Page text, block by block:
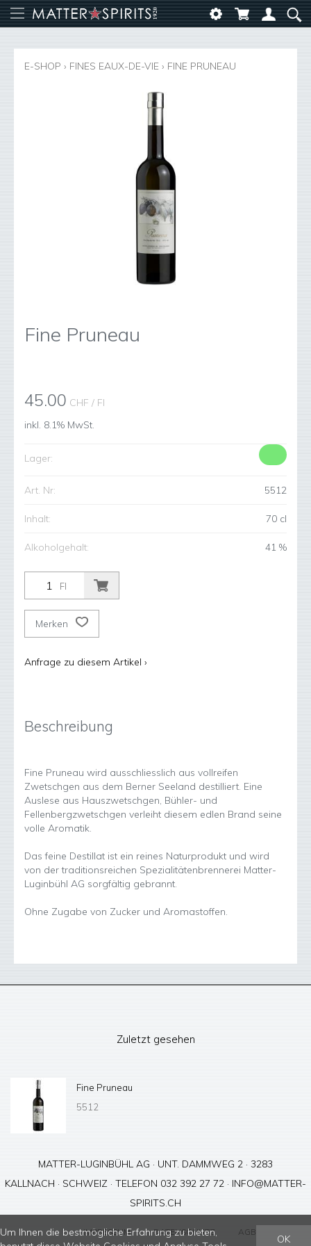
E-SHOP › FINES EAUX-DE-VIE › FINE PRUNEAU
Fine Pruneau
45.00 CHF / Fl
inkl. 8.1% MwSt.
Lager:
Art. Nr: 5512
Inhalt: 70 cl
Alkoholgehalt: 41 %
Fl
Merken
Anfrage zu diesem Artikel ›
Beschreibung
Fine Pruneau wird ausschliesslich aus vollreifen
Zwetschgen aus dem Berner Seeland destilliert. Eine
Auslese aus Hauszwetschgen, Bühler- und
Fellenbergzwetschgen verleiht diesem edlen Brand seine
volle Aromatik.
Das feine Destillat ist ein reines Naturprodukt und wird
von der traditionsreichen Spezialitätenbrennerei Matter-
Luginbühl AG sorgfältig gebrannt.
Ohne Zugabe von Zucker und Aromastoffen.
Zuletzt gesehen
Fine Pruneau
5512
MATTER-LUGINBÜHL AG · UNT. DAMMWEG 2 · 3283
KALLNACH · SCHWEIZ · TELEFON 032 392 27 72 · INFO@MATTER-
SPIRITS.CH
IMPRESSUM DATENSCHUTZ AGB
OK
Um Ihnen die bestmögliche Erfahrung zu bieten,